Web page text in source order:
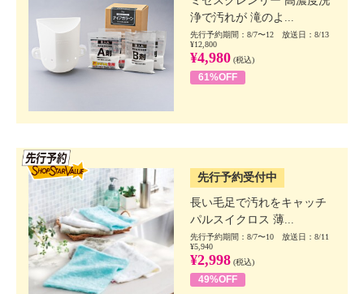
浄で汚れが 滝のよ...
先行予約期間：8/7〜12 放送日：8/13
¥12,800
¥4,980 (税込)
61%OFF
先行予約受付中
長い毛足で汚れをキャッチ
パルスイクロス 薄...
先行予約期間：8/7〜10 放送日：8/11
¥5,940
¥2,998 (税込)
49%OFF